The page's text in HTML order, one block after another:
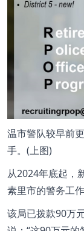
温市警队较早前
手。(上图)
从2024年底起，
素里市的警务工作
该局已拨款90万